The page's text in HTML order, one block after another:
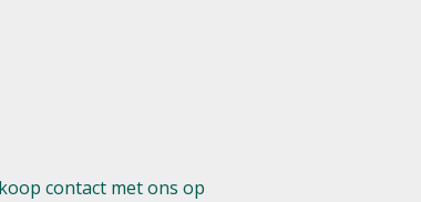
contact met ons op